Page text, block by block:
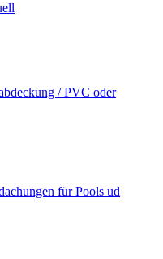
/ PVC oder
für Pools ud